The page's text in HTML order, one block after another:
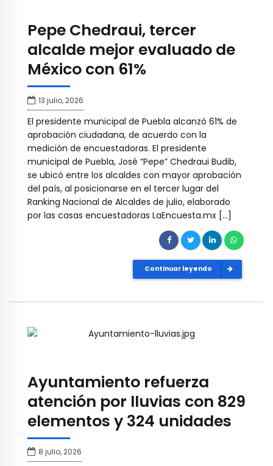
Pepe Chedraui, tercer
alcalde mejor evaluado de
México con 61%
13 julio, 2026
El presidente municipal de Puebla alcanzó 61% de
aprobación ciudadana, de acuerdo con la
medición de encuestadoras. El presidente
municipal de Puebla, José “Pepe” Chedraui Budib,
se ubicó entre los alcaldes con mayor aprobación
del país, al posicionarse en el tercer lugar del
Ranking Nacional de Alcaldes de julio, elaborado
por las casas encuestadoras LaEncuesta.mx […]
Continuar leyendo
Ayuntamiento refuerza
atención por lluvias con 829
elementos y 324 unidades
8 julio, 2026